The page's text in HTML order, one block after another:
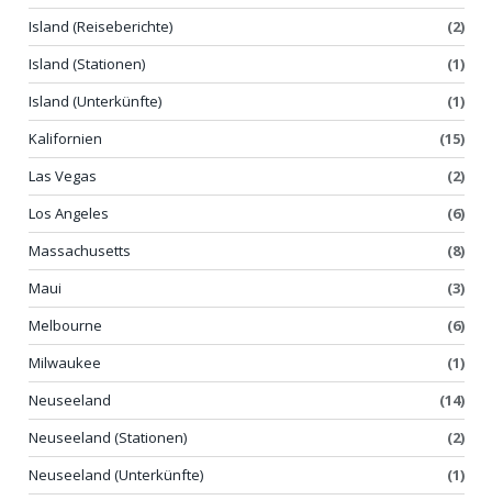
Island (Reiseberichte)
(2)
Island (Stationen)
(1)
Island (Unterkünfte)
(1)
Kalifornien
(15)
Las Vegas
(2)
Los Angeles
(6)
Massachusetts
(8)
Maui
(3)
Melbourne
(6)
Milwaukee
(1)
Neuseeland
(14)
Neuseeland (Stationen)
(2)
Neuseeland (Unterkünfte)
(1)